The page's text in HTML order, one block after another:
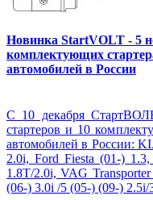
Новинка StartVOLT - 5
комплектующих
автомобилей в России
С 10 декабря
стартеров и 10
автомобилей в России:
2.0i, Ford Fiesta (01-)
1.8T/2.0i, VAG
(06-) 3.0i /5 (05-) (09-) 2.5i/